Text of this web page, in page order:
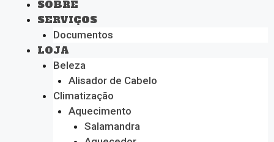
SOBRE
SERVIÇOS
Documentos
LOJA
Beleza
Alisador de Cabelo
Climatização
Aquecimento
Salamandra